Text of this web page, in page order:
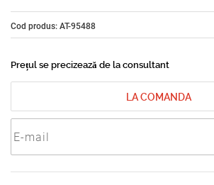
Cod produs: AT-95488
Prețul se precizează de la consultant
LA COMANDA